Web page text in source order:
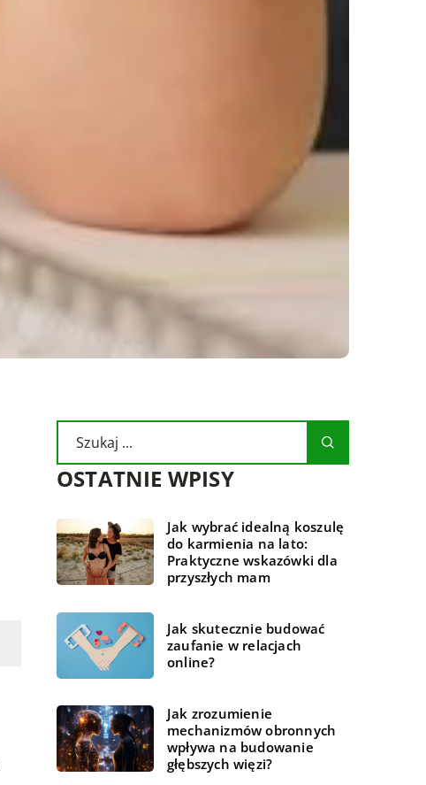
OSTATNIE WPISY
Jak wybrać idealną koszulę
do karmienia na lato:
Praktyczne wskazówki dla
przyszłych mam
Jak skutecznie budować
zaufanie w relacjach
online?
Jak zrozumienie
mechanizmów obronnych
wpływa na budowanie
głębszych więzi?